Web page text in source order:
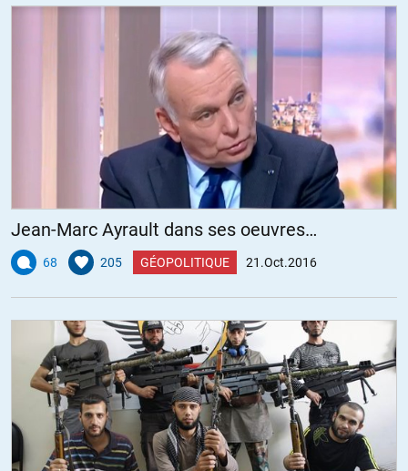
Jean-Marc Ayrault dans ses oeuvres…
68 205 GÉOPOLITIQUE 21.Oct.2016